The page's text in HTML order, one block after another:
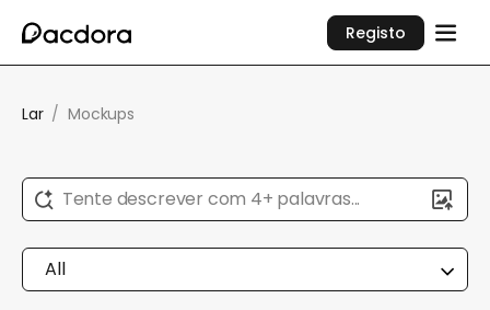
Registo
Lar / Mockups
Tente descrever com 4+ palavras...
All